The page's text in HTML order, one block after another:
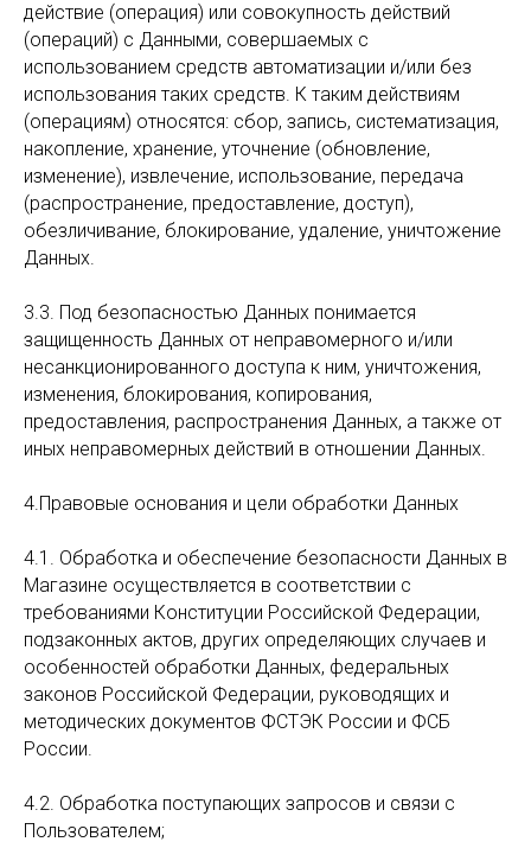
действие (операция) или совокупность действий
(операций) с Данными, совершаемых с
использованием средств автоматизации и/или без
использования таких средств. К таким действиям
(операциям) относятся: сбор, запись, систематизация,
накопление, хранение, уточнение (обновление,
изменение), извлечение, использование, передача
(распространение, предоставление, доступ),
обезличивание, блокирование, удаление, уничтожение
Данных.
3.3. Под безопасностью Данных понимается
защищенность Данных от неправомерного и/или
несанкционированного доступа к ним, уничтожения,
изменения, блокирования, копирования,
предоставления, распространения Данных, а также от
иных неправомерных действий в отношении Данных.
4.Правовые основания и цели обработки Данных
4.1. Обработка и обеспечение безопасности Данных в
Магазине осуществляется в соответствии с
требованиями Конституции Российской Федерации,
подзаконных актов, других определяющих случаев и
особенностей обработки Данных, федеральных
законов Российской Федерации, руководящих и
методических документов ФСТЭК России и ФСБ
России.
4.2. Обработка поступающих запросов и связи с
Пользователем;